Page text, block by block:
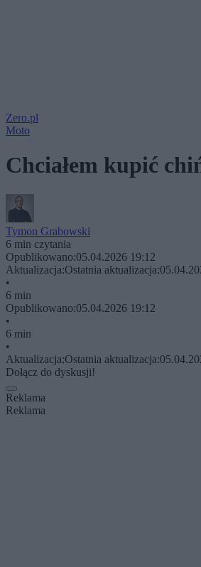
Zero.pl
Moto
Chciałem kupić
Tymon Grabowski
6 min czytania
Opublikowano:05.04.2026 19:12
Aktualizacja:Ostatnia aktualizacja:
•
6 min
Opublikowano:05.04.2026 19:12
•
6 min
•
Aktualizacja:Ostatnia aktualizacja:
Dołącz do dyskusji!
Reklama
Reklama